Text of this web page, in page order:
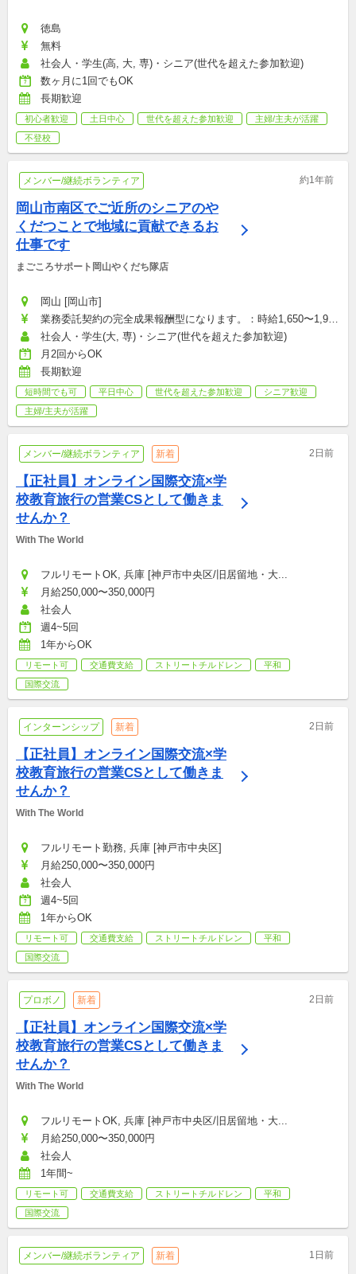
徳島
無料
社会人・学生(高, 大, 専)・シニア(世代を超えた参加歓迎)
数ヶ月に1回でもOK
長期歓迎
初心者歓迎 土日中心 世代を超えた参加歓迎
主婦/主夫が活躍
不登校
メンバー/継続ボランティア 約1年前
岡山市南区でご近所のシニアのや
くだつことで地域に貢献できるお
仕事です
まごころサポート岡山やくだち隊店
岡山 [岡山市]
業務委託契約の完全成果報酬型になります。：時給1,650〜1,950
円
社会人・学生(大, 専)・シニア(世代を超えた参加歓迎)
月2回からOK
長期歓迎
短時間でも可 平日中心 世代を超えた参加歓迎
シニア歓迎
主婦/主夫が活躍
メンバー/継続ボランティア 新着 2日前
【正社員】オンライン国際交流×学
校教育旅行の営業CSとして働きま
せんか？
With The World
フルリモートOK, 兵庫 [神戸市中央区/旧居留地・大...
月給250,000〜350,000円
社会人
週4~5回
1年からOK
リモート可 交通費支給 ストリートチルドレン
平和
国際交流
インターンシップ 新着 2日前
【正社員】オンライン国際交流×学
校教育旅行の営業CSとして働きま
せんか？
With The World
フルリモート勤務, 兵庫 [神戸市中央区]
月給250,000〜350,000円
社会人
週4~5回
1年からOK
リモート可 交通費支給 ストリートチルドレン
平和
国際交流
プロボノ 新着 2日前
【正社員】オンライン国際交流×学
校教育旅行の営業CSとして働きま
せんか？
With The World
フルリモートOK, 兵庫 [神戸市中央区/旧居留地・大...
月給250,000〜350,000円
社会人
1年間~
リモート可 交通費支給 ストリートチルドレン
平和
国際交流
メンバー/継続ボランティア 新着 1日前